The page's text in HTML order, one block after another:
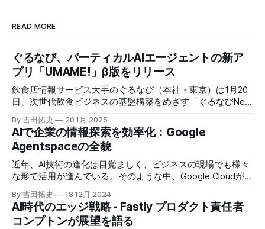
READ MORE
ぐるなび、バーティカルAIエージェントの新ア
プリ「UMAME!」β版をリリース
飲食店情報サービス大手のぐるなび（本社・東京）は1月20
日、次世代飲食ビジネスの基盤構築をめざす「ぐるなびNext
プロジェクト」の初成果として、新たな飲食店探索アプリ
「UMAME!（うまみー！）」のβ版を公開した。
By 吉田拓史 20 1月 2025
AIで企業の情報探索を効率化：Google
Agentspaceの全貌
近年、AI技術の進化は目覚ましく、ビジネスの現場でも様々
な形で活用が進んでいる。そのような中、Google Cloudが新
たに発表したGoogle Agentspaceは、いま注目を集めるAIエ
ージェントがエンタープライズITを大きく変革する予兆と言
えるだろう。
By 吉田拓史 18 12月 2024
AI時代のエッジ戦略 - Fastly プロダクト責任者
コンプトンが展望を語る